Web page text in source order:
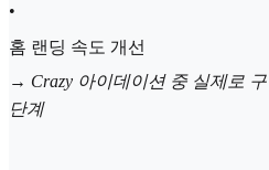
•
홈 랜딩 속도 개선
→ Crazy 아이데이션 중 실제로
단계